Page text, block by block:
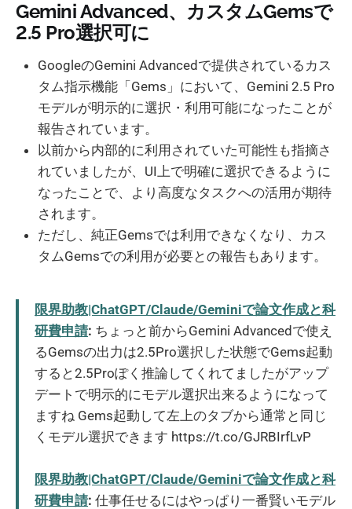
Gemini Advanced、カスタムGemsで
2.5 Pro選択可に
GoogleのGemini Advancedで提供されているカス
タム指示機能「Gems」において、Gemini 2.5 Pro
モデルが明示的に選択・利用可能になったことが
報告されています。
以前から内部的に利用されていた可能性も指摘さ
れていましたが、UI上で明確に選択できるように
なったことで、より高度なタスクへの活用が期待
されます。
ただし、純正Gemsでは利用できなくなり、カス
タムGemsでの利用が必要との報告もあります。
限界助教|ChatGPT/Claude/Geminiで論文作成と科
研費申請: ちょっと前からGemini Advancedで使え
るGemsの出力は2.5Pro選択した状態でGems起動
すると2.5Proぽく推論してくれてましたがアップ
デートで明示的にモデル選択出来るようになって
ますね Gems起動して左上のタブから通常と同じ
くモデル選択できます https://t.co/GJRBIrfLvP
限界助教|ChatGPT/Claude/Geminiで論文作成と科
研費申請: 仕事任せるにはやっぱり一番賢いモデル